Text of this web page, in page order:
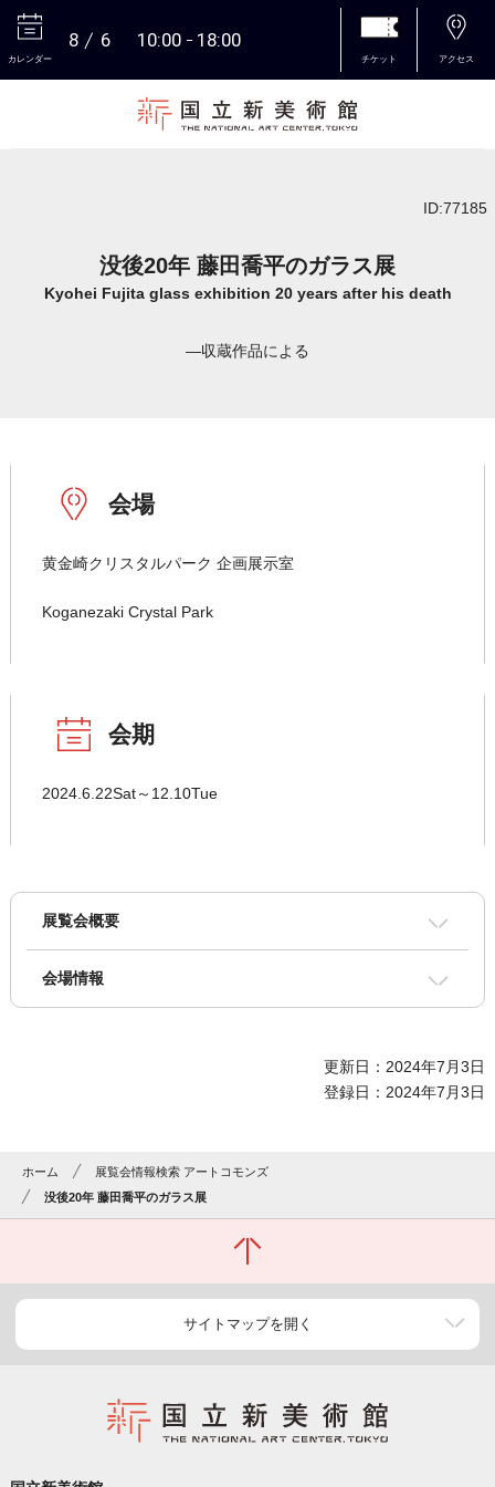
カレンダー
8 6 10:00 18:00
チケット アクセス
ID:77185
没後20年 藤田喬平のガラス展
Kyohei Fujita glass exhibition 20 years after his death
―収蔵作品による
会場
黄金崎クリスタルパーク 企画展示室
Koganezaki Crystal Park
会期
2024.6.22Sat～12.10Tue
展覧会概要
会場情報
更新日：2024年7月3日
登録日：2024年7月3日
ホーム
展覧会情報検索 アートコモンズ
没後20年 藤田喬平のガラス展
サイトマップを開く